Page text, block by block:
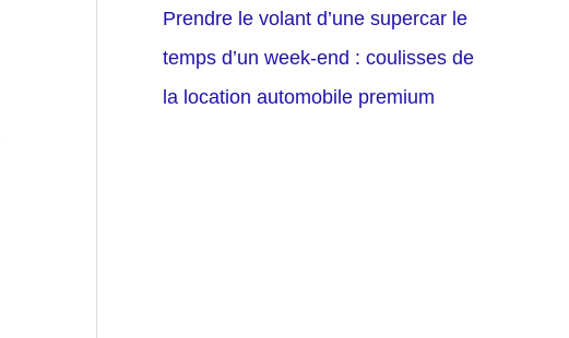
Prendre le volant d’une supercar le
temps d’un week-end : coulisses de
la location automobile premium